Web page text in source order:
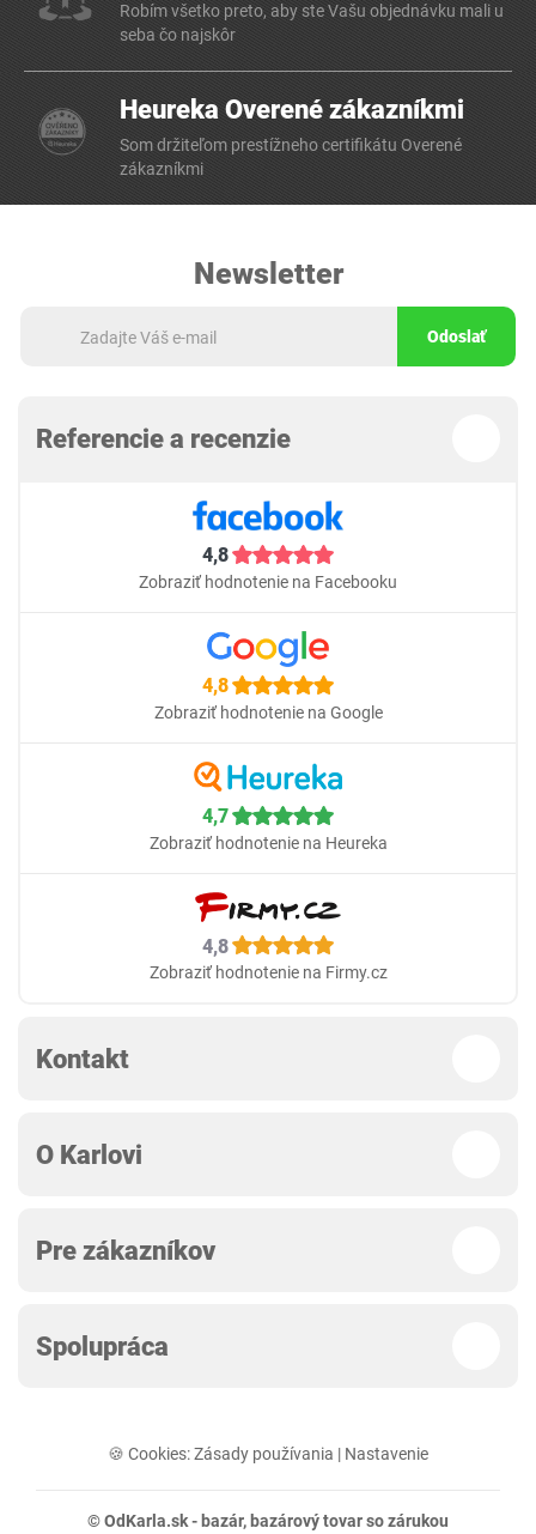
Robím všetko preto, aby ste Vašu objednávku mali u
seba čo najskôr
Heureka Overené zákazníkmi
Som držiteľom prestížneho certifikátu Overené
zákazníkmi
Newsletter
Odoslať
Referencie a recenzie
4,8
Zobraziť hodnotenie na Facebooku
4,8
Zobraziť hodnotenie na Google
4,7
Zobraziť hodnotenie na Heureka
4,8
Zobraziť hodnotenie na Firmy.cz
Kontakt
O Karlovi
Pre zákazníkov
Spolupráca
🍪 Cookies:Zásady používania | Nastavenie
© OdKarla.sk - bazár, bazárový tovar so zárukou